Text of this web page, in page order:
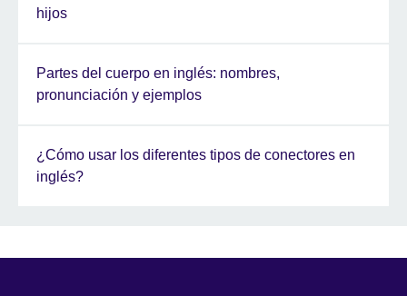
hijos
Partes del cuerpo en inglés: nombres,
pronunciación y ejemplos
¿Cómo usar los diferentes tipos de conectores en
inglés?